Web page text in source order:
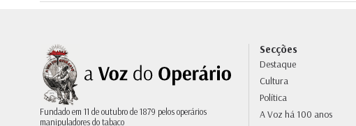
Fundado em 11 de outubro de 1879 pelos operários
manipuladores do tabaco
Secções
Destaque
Cultura
Política
A Voz há 100 anos